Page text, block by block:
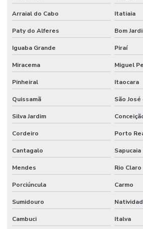
Flange Inox Distribuidor Minas Gerais
Fornecedor De Conexões Galvanizadas Em
Fornecedor De Mangueira Hidráulica Nbr
Fornecedor De Válvula De Esfera Com
Fornecedor De Válvula Esfera
Fornecedores De Mangueira Ar
Mangote Bomba De Concreto
Mangote Flexivel
Mangote Para Bomba De Concreto Em Sp
Mangote Resistente A Calor Até 110 Graus
Arraial do Cabo Itatiaia
Paty do Alferes Bom
Iguaba Grande Piraí
Miracema Miguel
Pinheiral Itaocara
Quissamã São
Silva Jardim
Cordeiro Porto
Cantagalo Sapucaia
Mendes Rio Claro
Porciúncula Carmo
Sumidouro
Cambuci Italva